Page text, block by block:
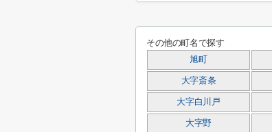
その他の町名で探す
旭町
大字斎条
大字白川戸
大字野